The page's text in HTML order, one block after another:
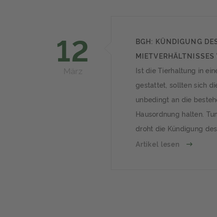
12
März
BGH: KÜNDIGUNG
MIETVERHÄLTNISSES
FREILAUFENDER
Ist die Tierhaltung in
gestattet, sollten sich
unbedingt an die
Hausordnung halten.
droht die Kündigung des
Mietverhältnisses, so
Artikel lesen